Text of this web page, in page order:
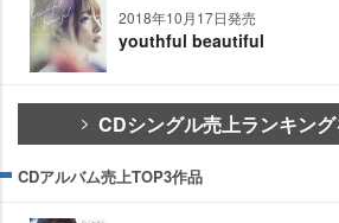
2018年10月17日発売
youthful beautiful
CDシングル売上ランキン
CDアルバム売上TOP3作品